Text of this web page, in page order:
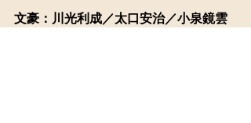
文豪：川光利成／太口安治／小泉鏡雲